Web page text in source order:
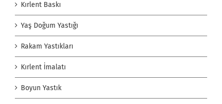
Kırlent Baskı
Yaş Doğum Yastığı
Rakam Yastıkları
Kırlent İmalatı
Boyun Yastık